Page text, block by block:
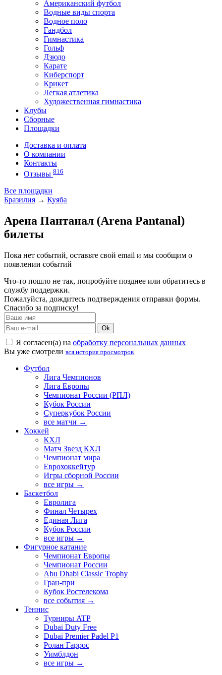
Американский футбол
Водные виды спорта
Водное поло
Гандбол
Гимнастика
Гольф
Дзюдо
Карате
Киберспорт
Крикет
Легкая атлетика
Художественная гимнастика
Клубы
Сборные
Площадки
Доставка и оплата
О компании
Контакты
Отзывы 816
Все площадки
Бразилия → Куяба
Арена Пантанал (Arena Pantanal)
билеты
Пока нет событий, оставьте свой email и мы сообщим о
появлении событий
Что-то пошло не так, попробуйте позднее или обратитесь в
службу поддержки.
Пожалуйста, дождитесь подтверждения отправки формы.
Спасибо за подписку!
Ok
Я согласен(а) на обработку персональных данных
Вы уже смотрели вся история просмотров
Футбол
Лига Чемпионов
Лига Европы
Чемпионат России (РПЛ)
Кубок России
Суперкубок России
все матчи →
Хоккей
КХЛ
Матч Звезд КХЛ
Чемпионат мира
Еврохоккейтур
Игры сборной России
все игры →
Баскетбол
Евролига
Финал Четырех
Единая Лига
Кубок России
все игры →
Фигурное катание
Чемпионат Европы
Чемпионат России
Abu Dhabi Classic Trophy
Гран-при
Кубок Ростелекома
все события →
Теннис
Турниры ATP
Dubai Duty Free
Dubai Premier Padel P1
Ролан Гаррос
Уимблдон
все игры →